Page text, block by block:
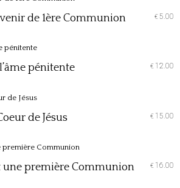
de 1ère Communion € 5.00
pénitente € 12.00
de Jésus € 15.00
une première Communion € 16.00